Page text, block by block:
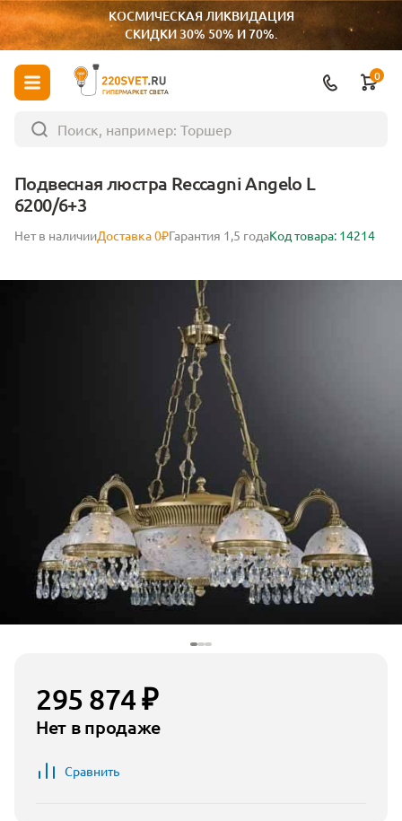
КОСМИЧЕСКАЯ ЛИКВИДАЦИЯ
СКИДКИ 30% 50% И 70%.
ГИПЕРМАРКЕТ СВЕТА
0
Подвесная люстра Reccagni Angelo L
6200/6+3
Нет в наличииДоставка 0₽Гарантия 1,5 годаКод товара: 14214
295 874 ₽
Нет в продаже
Сравнить